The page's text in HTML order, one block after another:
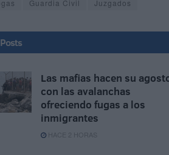
Guardia Civil Juzgados
Posts
Las mafias hacen su
con las avalanchas
ofreciendo fugas a los
inmigrantes
HACE 2 HORAS